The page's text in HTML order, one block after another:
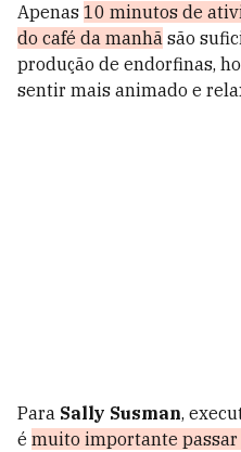
Apenas 10 minutos de
do café da manhã são
produção de endorfinas,
sentir mais animado e
Para Sally Susman,
é muito importante